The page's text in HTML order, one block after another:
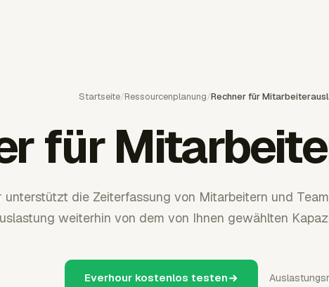
Startseite/Ressourcenplanung/Rechner für
für
unterstützt die Zeiterfassung von Mitarbeitern und
weiterhin von dem von Ihnen gewählten
Everhour kostenlos testen